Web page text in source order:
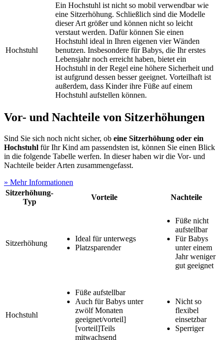
Hochstuhl
Ein Hochstuhl ist nicht so mobil verwendbar wie
eine Sitzerhöhung. Schließlich sind die Modelle
dieser Art größer und können nicht so leicht
verstaut werden. Dafür können Sie einen
Hochstuhl ideal in Ihren eigenen vier Wänden
benutzen. Insbesondere für Babys, die Ihr erstes
Lebensjahr noch erreicht haben, bietet ein
Hochstuhl in der Regel eine höhere Sicherheit und
ist aufgrund dessen besser geeignet. Vorteilhaft ist
außerdem, dass Kinder ihre Füße auf einem
Hochstuhl aufstellen können.
Vor- und Nachteile von Sitzerhöhungen
Sind Sie sich noch nicht sicher, ob eine Sitzerhöhung oder ein
Hochstuhl für Ihr Kind am passendsten ist, können Sie einen Blick
in die folgende Tabelle werfen. In dieser haben wir die Vor- und
Nachteile beider Arten zusammengefasst.
» Mehr Informationen
Sitzerhöhung-
Typ
Vorteile Nachteile
Sitzerhöhung
Ideal für unterwegs
Platzsparender
Füße nicht
aufstellbar
Für Babys
unter einem
Jahr weniger
gut geeignet
Hochstuhl
Füße aufstellbar
Auch für Babys unter
zwölf Monaten
geeignet/vorteil]
[vorteil]Teils
mitwachsend
Nicht so
flexibel
einsetzbar
Sperriger